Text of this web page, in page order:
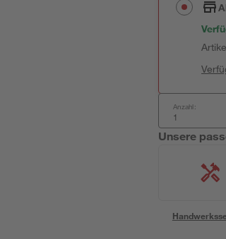
Anzahl:
Unsere